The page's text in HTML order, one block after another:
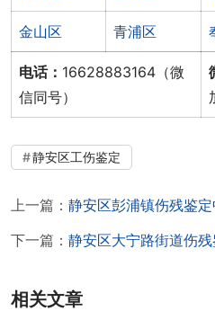
金山区 青浦区
电话： 16628883164（微
信同号）
静安区工伤鉴定
上一篇： 静安区彭浦镇伤残鉴
下一篇： 静安区大宁路街道伤
相关文章